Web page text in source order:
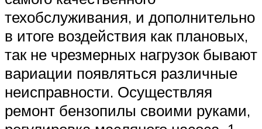
техобслуживания, и дополнительно
в итоге воздействия как плановых,
так не чрезмерных нагрузок бывают
вариации появляться различные
неисправности. Осуществляя
ремонт бензопилы своими руками,